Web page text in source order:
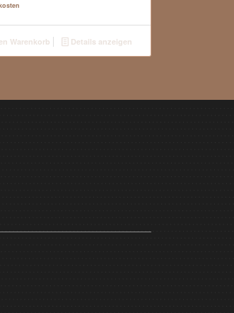
Warenkorb Details anzeigen